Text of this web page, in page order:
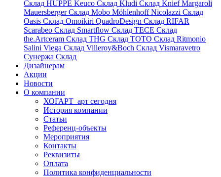
Склад HUPPE Keuco Склад Kludi Склад KniefMargaroli
MauersbergerСклад Mobo MöhlenhoffNicolazzi Склад
Oasis Склад Omoikiri QuadroDesign Склад RIFAR
Scarabeo Склад Smartflow Склад TECE Склад
the.Artceram Склад THG Склад TOTO Склад Ritmonio
Salini Viega Склад Villeroy&Boch Склад Vismaravetro
Сунержа Склад
Дизайнерам
Акции
Новости
О компании
ХОГАРТ_арт сегодня
История компании
Статьи
Референц-объекты
Мероприятия
Контакты
Реквизиты
Оплата
Политика конфиденциальности